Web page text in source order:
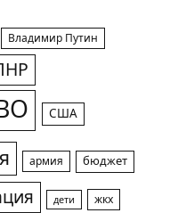
Владимир Путин
США
армия бюджет
дети жкх